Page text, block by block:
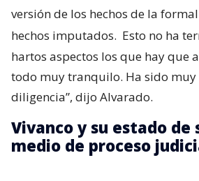
versión de los hechos de la
hechos imputados. Esto no ha
hartos aspectos los que hay que
todo muy tranquilo. Ha sido muy
diligencia”, dijo Alvarado.
Vivanco y su estado de
medio de proceso